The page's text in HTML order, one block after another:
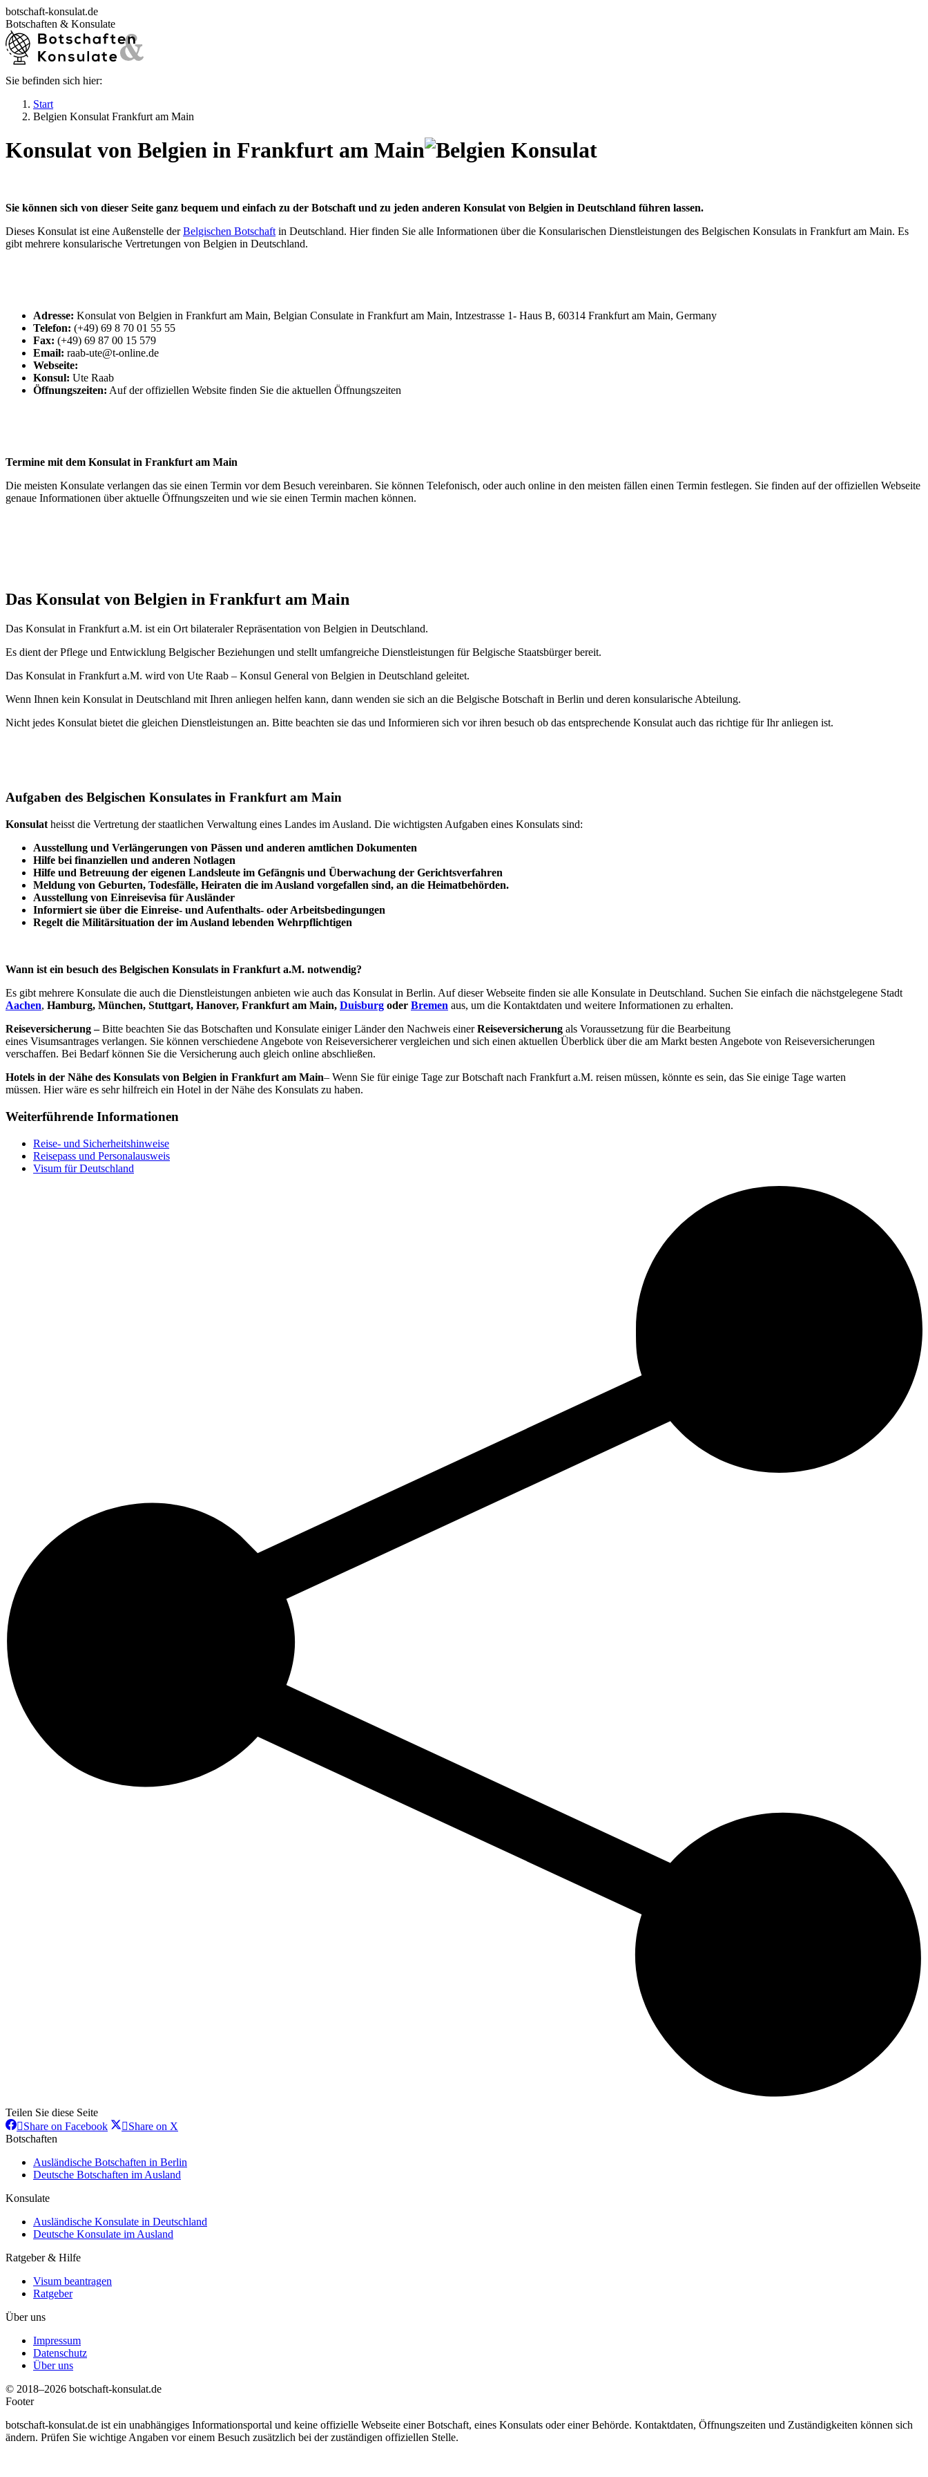
Zum
Inhalt
springen
botschaft-konsulat.de
Botschaften & Konsulate
Startseite
Botschaften im Ausland
Konsulate in Deutschland
Visum beantragen
Ratgeber
Sie befinden sich hier:
Start
Belgien Konsulat Frankfurt am Main
Konsulat von Belgien in Frankfurt am Main
Sie können sich von dieser Seite ganz bequem und einfach zu der Botschaft und zu jeden anderen Konsulat von Belgien in Deutschland führen lassen.
Dieses Konsulat ist eine Außenstelle derBelgischen Botschaft in Deutschland. Hier finden Sie alle Informationen über die Konsularischen Dienstleistungen des Belgischen Konsulats in Frankfurt am Main. Es
gibt mehrere konsularische Vertretungen von Belgien in Deutschland.
Adresse: Konsulat von Belgien in Frankfurt am Main, Belgian Consulate in Frankfurt am Main, Intzestrasse 1- Haus B, 60314 Frankfurt am Main, Germany
Telefon: (+49) 69 8 70 01 55 55
Fax: (+49) 69 87 00 15 579
Email: raab-ute@t-online.de
Webseite:
Konsul: Ute Raab
Öffnungszeiten: Auf der offiziellen Website finden Sie die aktuellen Öffnungszeiten
Termine mit dem Konsulat in Frankfurt am Main
Die meisten Konsulate verlangen das sie einen Termin vor dem Besuch vereinbaren. Sie können Telefonisch, oder auch online in den meisten fällen einen Termin festlegen. Sie finden auf der offiziellen Webseite
genaue Informationen über aktuelle Öffnungszeiten und wie sie einen Termin machen können.
Das Konsulat von Belgien in Frankfurt am Main
Das Konsulat in Frankfurt a.M. ist ein Ort bilateraler Repräsentation von Belgien in Deutschland.
Es dient der Pflege und Entwicklung Belgischer Beziehungen und stellt umfangreiche Dienstleistungen für Belgische Staatsbürger bereit.
Das Konsulat in Frankfurt a.M. wird von Ute Raab – Konsul General von Belgien in Deutschland geleitet.
Wenn Ihnen kein Konsulat in Deutschland mit Ihren anliegen helfen kann, dann wenden sie sich an die Belgische Botschaft in Berlin und deren konsularische Abteilung.
Nicht jedes Konsulat bietet die gleichen Dienstleistungen an. Bitte beachten sie das und Informieren sich vor ihren besuch ob das entsprechende Konsulat auch das richtige für Ihr anliegen ist.
Aufgaben des Belgischen Konsulates in Frankfurt am Main
Konsulat heisst die Vertretung der staatlichen Verwaltung eines Landes im Ausland. Die wichtigsten Aufgaben eines Konsulats sind:
Ausstellung und Verlängerungen von Pässen und anderen amtlichen Dokumenten
Hilfe bei finanziellen und anderen Notlagen
Hilfe und Betreuung der eigenen Landsleute im Gefängnis und Überwachung der Gerichtsverfahren
Meldung von Geburten, Todesfälle, Heiraten die im Ausland vorgefallen sind, an die Heimatbehörden.
Ausstellung von Einreisevisa für Ausländer
Informiert sie über die Einreise- und Aufenthalts- oder Arbeitsbedingungen
Regelt die Militärsituation der im Ausland lebenden Wehrpflichtigen
Wann ist ein besuch des Belgischen Konsulats in Frankfurt a.M. notwendig?
Es gibt mehrere Konsulate die auch die Dienstleistungen anbieten wie auch das Konsulat in Berlin. Auf dieser Webseite finden sie alle Konsulate in Deutschland. Suchen Sie einfach die nächstgelegene Stadt
Aachen, Hamburg, München, Stuttgart, Hanover, Frankfurt am Main, Duisburg oder Bremen aus, um die Kontaktdaten und weitere Informationen zu erhalten.
Reiseversicherung –Bitte beachten Sie das Botschaften und Konsulate einiger Länder den Nachweis einerReiseversicherung als Voraussetzung für die Bearbeitung
eines Visumsantrages verlangen. Sie können verschiedene Angebote von Reiseversicherer vergleichen und sich einen aktuellen Überblick über die am Markt besten Angebote von Reiseversicherungen
verschaffen. Bei Bedarf können Sie die Versicherung auch gleich online abschließen.
Hotels in der Nähe des Konsulats von Belgien in Frankfurt am Main– Wenn Sie für einige Tage zur Botschaft nach Frankfurt a.M. reisen müssen, könnte es sein, das Sie einige Tage warten
müssen. Hier wäre es sehr hilfreich ein Hotel in der Nähe des Konsulats zu haben.
Weiterführende Informationen
Reise- und Sicherheitshinweise
Reisepass und Personalausweis
Visum für Deutschland
Teilen Sie diese Seite
Share on FacebookShareShare on X
Botschaften
Ausländische Botschaften in Berlin
Deutsche Botschaften im Ausland
Konsulate
Ausländische Konsulate in Deutschland
Deutsche Konsulate im Ausland
Ratgeber & Hilfe
Visum beantragen
Ratgeber
Über uns
Impressum
Datenschutz
Über uns
© 2018–2026 botschaft-konsulat.de
Footer
botschaft-konsulat.de ist ein unabhängiges Informationsportal und keine offizielle Webseite einer Botschaft, eines Konsulats oder einer Behörde. Kontaktdaten, Öffnungszeiten und Zuständigkeiten können sich
ändern. Prüfen Sie wichtige Angaben vor einem Besuch zusätzlich bei der zuständigen offiziellen Stelle.